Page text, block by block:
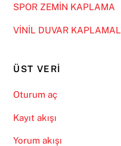
SPOR ZEMİN KAPLAMA
VİNİL DUVAR
ÜST VERI
Oturum aç
Kayıt akışı
Yorum akışı